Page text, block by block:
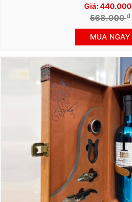
Giá: 440.000
568.000đ
MUA NGAY